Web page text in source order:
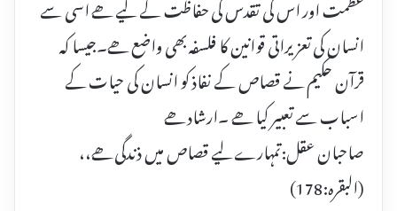
انسان کی تعزیراتی قوانین کا فلسفہ بھی واضع ھے۔جیسا کہ
قرآن حکیم نے قصاص کے نفاذ کو انسان کی حیات کے
اسباب سے تعبیر کیا ھے ۔ارشاد ھے
صاحبان عقل:تمہارے لیے قصاص میں ذندگی ھے،،
(البقرہ:178)